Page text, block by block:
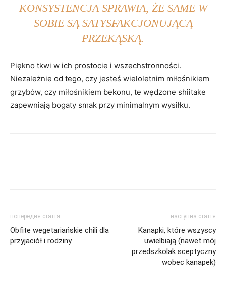
KONSYSTENCJA SPRAWIA, ŻE ​​SAME W
SOBIE SĄ SATYSFAKCJONUJĄCĄ
PRZEKĄSKĄ.
Piękno tkwi w ich prostocie i wszechstronności.
Niezależnie od tego, czy jesteś wieloletnim miłośnikiem
grzybów, czy miłośnikiem bekonu, te wędzone shiitake
zapewniają bogaty smak przy minimalnym wysiłku.
попередня стаття
Obfite wegetariańskie chili dla
przyjaciół i rodziny
наступна стаття
Kanapki, które wszyscy
uwielbiają (nawet mój
przedszkolak sceptyczny
wobec kanapek)